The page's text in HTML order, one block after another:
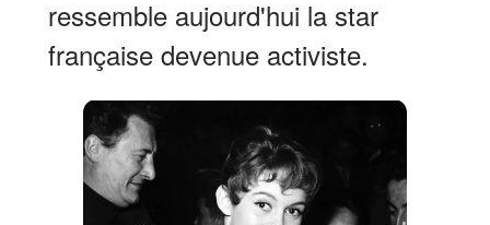
ressemble aujourd'hui la star
française devenue activiste.